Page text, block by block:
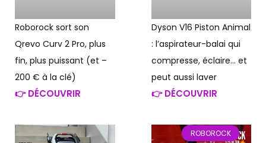
Roborock sort son
Qrevo Curv 2 Pro, plus
fin, plus puissant (et –
200 € à la clé)
👉 DÉCOUVRIR
Dyson V16 Piston Animal
: l’aspirateur-balai qui
compresse, éclaire… et
peut aussi laver
👉 DÉCOUVRIR
ROBOROCK